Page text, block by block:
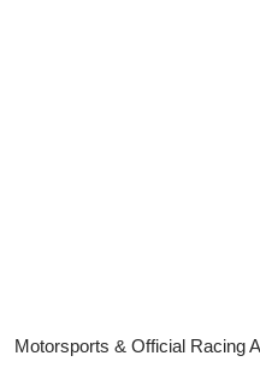
Motorsports & Official Racing